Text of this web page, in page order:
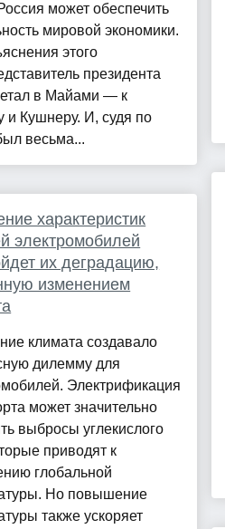
может обеспечить
мировой экономики.
этого
президента
в Майами — к
и Кушнеру. И, судя по
весьма...
характеристик
электромобилей
их деградацию,
изменением
климата создавало
дилемму для
Электрификация
может значительно
выбросы углекислого
приводят к
глобальной
Но повышение
также ускоряет